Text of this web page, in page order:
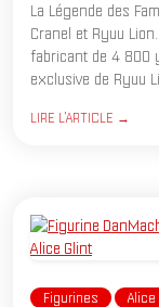
La Légende des
Cranel et Ryuu
fabricant de 4 800
exclusive de Ryuu
LIRE L'ARTICLE →
Figurines Alice